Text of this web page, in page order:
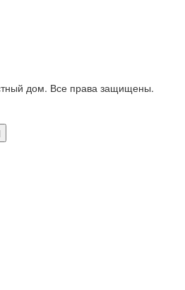
дом. Все права защищены.